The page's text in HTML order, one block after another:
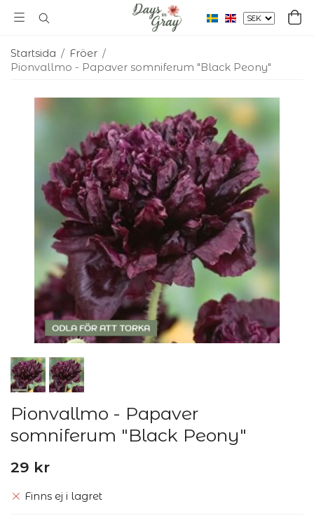
Startsida / Fröer /
Pionvallmo - Papaver somniferum "Black Peony"
Pionvallmo - Papaver
somniferum "Black Peony"
29 kr
Finns ej i lagret